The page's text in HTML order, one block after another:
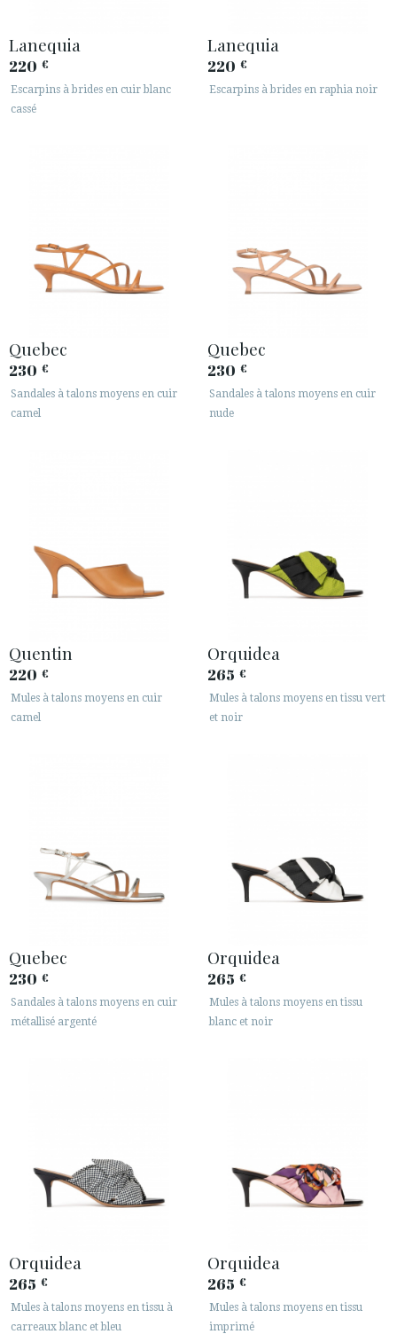
Lanequia
220 €
Escarpins à brides en cuir blanc
cassé
Lanequia
220 €
Escarpins à brides en raphia noir
Quebec
230 €
Sandales à talons moyens en cuir
camel
Quebec
230 €
Sandales à talons moyens en cuir
nude
Quentin
220 €
Mules à talons moyens en cuir
camel
Orquidea
265 €
Mules à talons moyens en tissu vert
et noir
Quebec
230 €
Sandales à talons moyens en cuir
métallisé argenté
Orquidea
265 €
Mules à talons moyens en tissu
blanc et noir
Orquidea
265 €
Mules à talons moyens en tissu à
carreaux blanc et bleu
Orquidea
265 €
Mules à talons moyens en tissu
imprimé